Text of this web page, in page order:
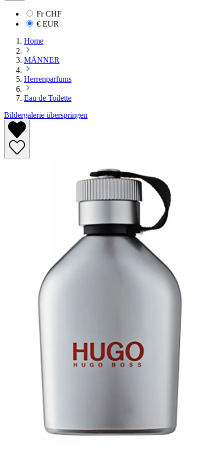
FrCHF
€ EUR
Home
MÄNNER
Herrenparfums
Eau de Toilette
Bildergalerie überspringen